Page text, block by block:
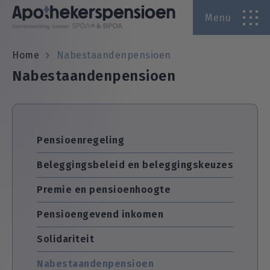
Menu
Home Nabestaandenpensioen
Nabestaandenpensioen
Pensioenregeling
Beleggingsbeleid en beleggingskeuzes
Premie en pensioenhoogte
Pensioengevend inkomen
Solidariteit
Nabestaandenpensioen